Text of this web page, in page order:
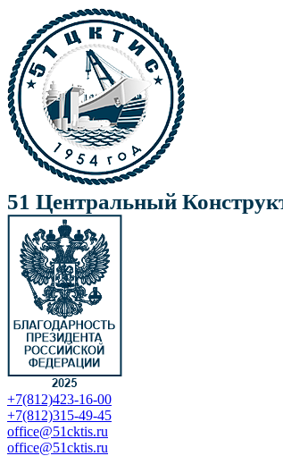
51 Центральный
+7(812)423-16-00
+7(812)315-49-45
office@51cktis.ru
office@51cktis.ru